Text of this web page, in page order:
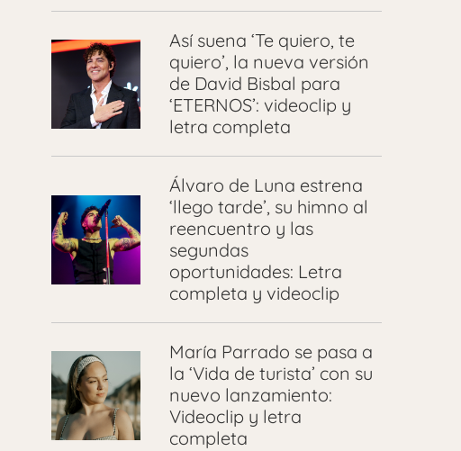
Así suena ‘Te quiero, te
quiero’, la nueva versión
de David Bisbal para
‘ETERNOS’: videoclip y
letra completa
Álvaro de Luna estrena
‘llego tarde’, su himno al
reencuentro y las
segundas
oportunidades: Letra
completa y videoclip
María Parrado se pasa a
la ‘Vida de turista’ con su
nuevo lanzamiento:
Videoclip y letra
completa